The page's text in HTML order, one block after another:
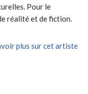
Pour le
réalité et de fiction.
plus sur cet artiste